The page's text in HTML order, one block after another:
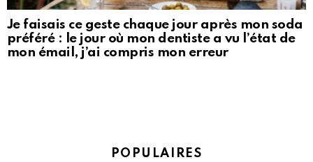
Je faisais ce geste chaque jour après mon soda
préféré : le jour où mon dentiste a vu l’état de
mon émail, j’ai compris mon erreur
POPULAIRES